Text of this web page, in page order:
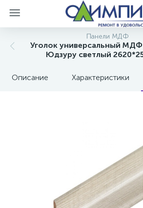
Панели МДФ
Уголок универсальный
Юдзуру светлый
Описание Характеристики